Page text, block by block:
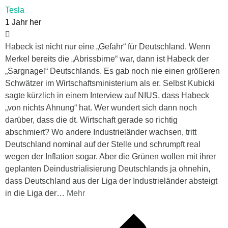
Tesla
1 Jahr her
Habeck ist nicht nur eine „Gefahr“ für Deutschland. Wenn
Merkel bereits die „Abrissbirne“ war, dann ist Habeck der
„Sargnagel“ Deutschlands. Es gab noch nie einen größeren
Schwätzer im Wirtschaftsministerium als er. Selbst Kubicki
sagte kürzlich in einem Interview auf NIUS, dass Habeck
„von nichts Ahnung“ hat. Wer wundert sich dann noch
darüber, dass die dt. Wirtschaft gerade so richtig
abschmiert? Wo andere Industrieländer wachsen, tritt
Deutschland nominal auf der Stelle und schrumpft real
wegen der Inflation sogar. Aber die Grünen wollen mit ihrer
geplanten Deindustrialisierung Deutschlands ja ohnehin,
dass Deutschland aus der Liga der Industrieländer absteigt
in die Liga der… Mehr